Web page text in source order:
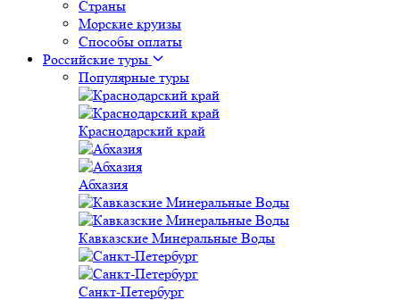
Страны
Морские круизы
Способы оплаты
Российские туры
Популярные туры
Краснодарский край
Абхазия
Кавказские Минеральные Воды
Санкт-Петербург